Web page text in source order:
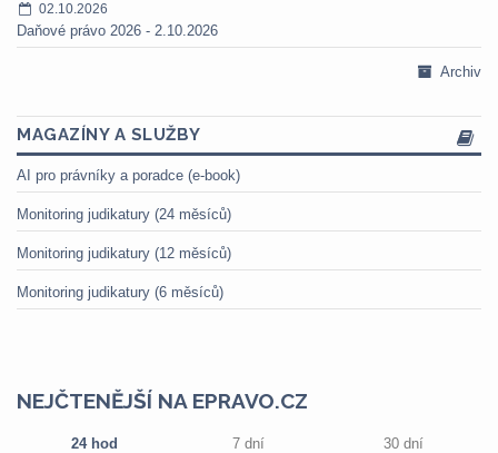
02.10.2026
Daňové právo 2026 - 2.10.2026
Archiv
MAGAZÍNY A SLUŽBY
AI pro právníky a poradce (e-book)
Monitoring judikatury (24 měsíců)
Monitoring judikatury (12 měsíců)
Monitoring judikatury (6 měsíců)
NEJČTENĚJŠÍ NA EPRAVO.CZ
24 hod 7 dní 30 dní